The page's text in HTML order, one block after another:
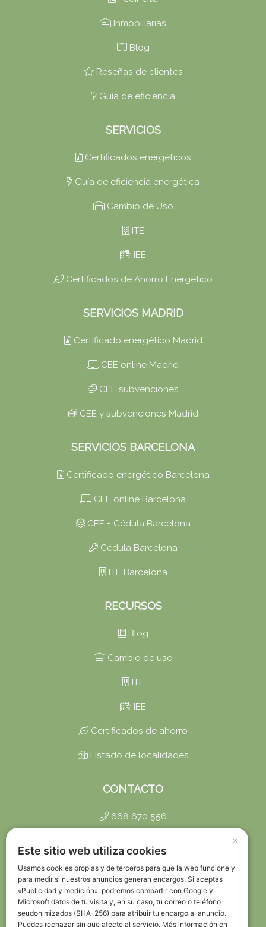
Inmobiliarias
Blog
Reseñas de clientes
Guía de eficiencia
SERVICIOS
Certificados energéticos
Guía de eficiencia energética
Cambio de Uso
ITE
IEE
Certificados de Ahorro Energético
SERVICIOS MADRID
Certificado energético Madrid
CEE online Madrid
CEE subvenciones
CEE y subvenciones Madrid
SERVICIOS BARCELONA
Certificado energético Barcelona
CEE online Barcelona
CEE + Cédula Barcelona
Cédula Barcelona
ITE Barcelona
RECURSOS
Blog
Cambio de uso
ITE
IEE
Certificados de ahorro
Listado de localidades
CONTACTO
668 670 556
Trabaja con Nosotros
Política de Privacidad
Política de Devoluciones
×
Este sitio web utiliza cookies
Usamos cookies propias y de terceros para que la web funcione y
para medir si nuestros anuncios generan encargos. Si aceptas
«Publicidad y medición», podremos compartir con Google y
Microsoft datos de tu visita y, en su caso, tu correo o teléfono
seudonimizados (SHA-256) para atribuir tu encargo al anuncio.
Puedes rechazar sin que afecte al servicio. Más información en